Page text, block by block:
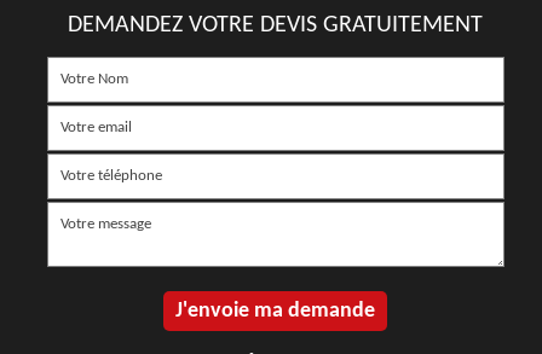
DEMANDEZ VOTRE DEVIS GRATUITEMENT